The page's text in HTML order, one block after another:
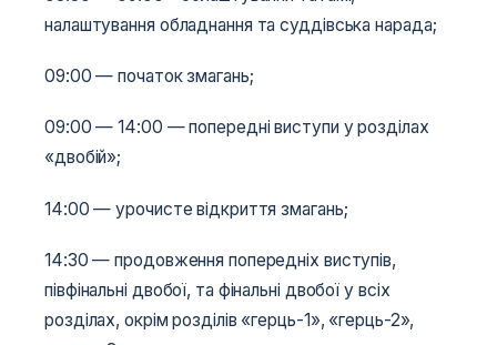
налаштування обладнання та суддівська нарада;
09:00 — початок змагань;
09:00 — 14:00 — попередні виступи у розділах
«двобій»;
14:00 — урочисте відкриття змагань;
14:30 — продовження попередніх виступів,
півфінальні двобої, та фінальні двобої у всіх
розділах, окрім розділів «герць-1», «герць-2»,